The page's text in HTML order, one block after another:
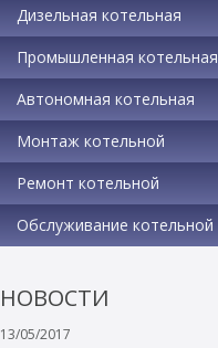
Дизельная котельная
Промышленная котельная
Автономная котельная
Монтаж котельной
Ремонт котельной
Обслуживание котельной
НОВОСТИ
13/05/2017